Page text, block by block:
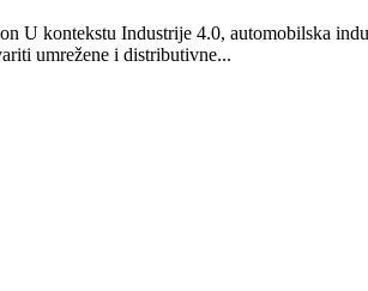
U kontekstu Industrije 4.0, automobilska
umrežene i distributivne...